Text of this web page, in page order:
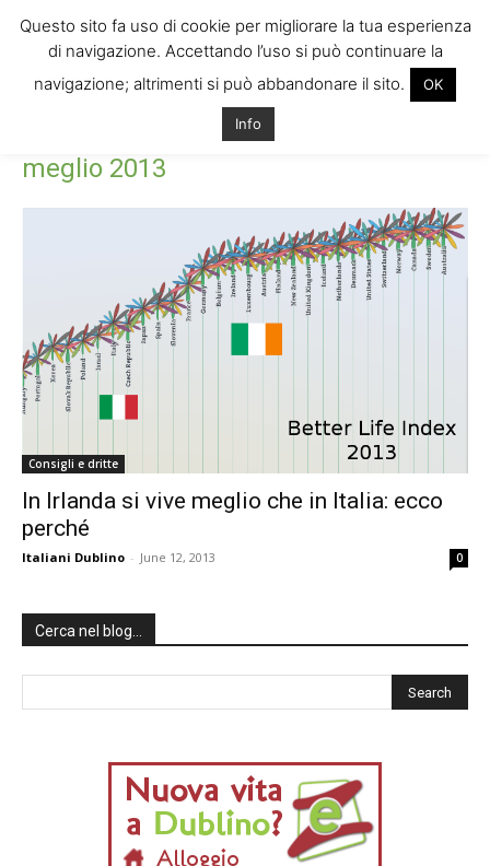
Tag: classifica paesi dove si vive
meglio 2013
Consigli e dritte
In Irlanda si vive meglio che in Italia: ecco
perché
Italiani Dublino - June 12, 2013 0
Cerca nel blog…
Questo sito fa uso di cookie per migliorare la tua esperienza
di navigazione. Accettando l’uso si può continuare la
navigazione; altrimenti si può abbandonare il sito.
OK
Info